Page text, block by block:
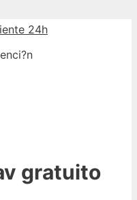
24h
gratuito